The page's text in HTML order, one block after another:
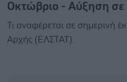
Οκτώβριο - Αύξηση σε
Τι αναφέρεται σε σημερινή
Αρχής (ΕΛΣΤΑΤ).